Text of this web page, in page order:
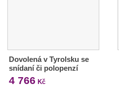
Dovolená v Tyrolsku se
snídaní či polopenzí
4 766 Kč